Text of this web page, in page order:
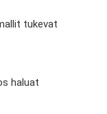
tukevat
haluat